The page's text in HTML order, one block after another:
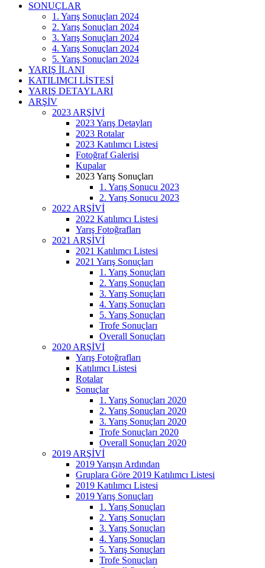
SONUÇLAR
1. Yarış Sonuçları 2024
2. Yarış Sonuçları 2024
3. Yarış Sonuçları 2024
4. Yarış Sonuçları 2024
5. Yarış Sonuçları 2024
YARIŞ İLANI
KATILIMCI LİSTESİ
YARIŞ DETAYLARI
ARŞİV
2023 ARŞİVİ
2023 Yarış Detayları
2023 Rotalar
2023 Katılımcı Listesi
Fotoğraf Galerisi
Kupalar
2023 Yarış Sonuçları
1. Yarış Sonucu 2023
2. Yarış Sonucu 2023
2022 ARŞİVİ
2022 Katılımcı Listesi
Yarış Fotoğrafları
2021 ARŞİVİ
2021 Katılımcı Listesi
2021 Yarış Sonuçları
1. Yarış Sonuçları
2. Yarış Sonuçları
3. Yarış Sonuçları
4. Yarış Sonuçları
5. Yarış Sonuçları
Trofe Sonuçları
Overall Sonuçları
2020 ARŞİVİ
Yarış Fotoğrafları
Katılımcı Listesi
Rotalar
Sonuçlar
1. Yarış Sonuçları 2020
2. Yarış Sonuçları 2020
3. Yarış Sonuçları 2020
Trofe Sonuçları 2020
Overall Sonuçları 2020
2019 ARŞİVİ
2019 Yarışın Ardından
Gruplara Göre 2019 Katılımcı Listesi
2019 Katılımcı Listesi
2019 Yarış Sonuçları
1. Yarış Sonuçları
2. Yarış Sonuçları
3. Yarış Sonuçları
4. Yarış Sonuçları
5. Yarış Sonuçları
Trofe Sonuçları